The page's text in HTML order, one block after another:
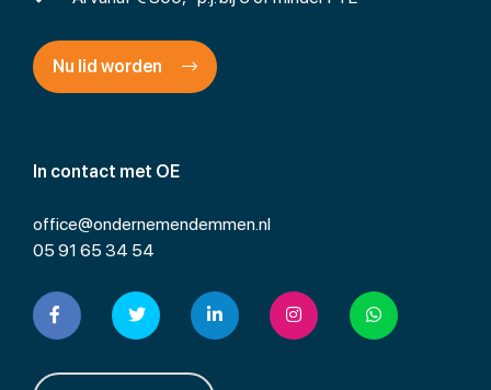
In contact met OE
office@ondernemendemmen.nl
05 91 65 34 54
Nu lid worden